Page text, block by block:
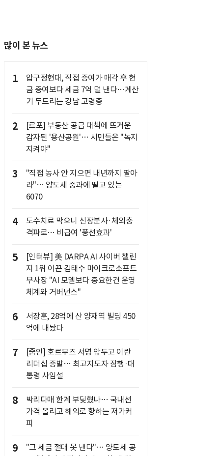
많이 본 뉴스
1
압구정현대, 직접 증여가 매각 후 현
금 증여보다 세금 7억 덜 낸다…계산
기 두드리는 강남 고령층
2
[르포] 부동산 공급 대책에 뜨거운
감자된 '용산공원'… 시민들은 "녹지
지켜야"
3
"직접 농사 안 지으면 내년까지 팔아
라"… 양도세 중과에 떨고 있는
6070
4
도수치료 막으니 신장분사·체외충
격파로… 비급여 '풍선효과'
5
[인터뷰] 美 DARPA AI 사이버 챌린
지 1위 이끈 김태수 마이크로소프트
부사장 "AI 모델보다 중요한건 운영
체계와 거버넌스"
6
서장훈, 28억에 산 양재역 빌딩 450
억에 내놨다
7
[줌인] 호르무즈 서명 앞두고 이란
리더십 증발… 최고지도자 잠행·대
통령 사임설
8
박리다매 한계 부딪혔나… 국내선
가격 올리고 해외로 향하는 저가커
피
9
"그 세금 절대 못 낸다"… 양도세 공